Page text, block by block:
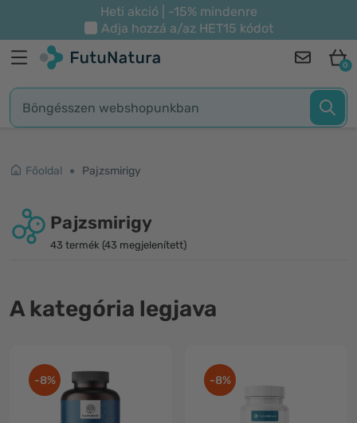
Heti akció | -15% mindenre
Adja hozzá a/az HET15 kódot
0
Főoldal Pajzsmirigy
Pajzsmirigy
43 termék (43 megjelenített)
A kategória legjava
-8% -8%